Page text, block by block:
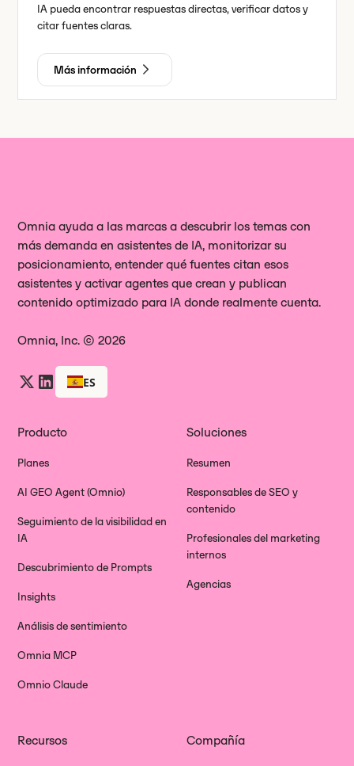
IA pueda encontrar respuestas directas, verificar datos y
citar fuentes claras.
Más información
Omnia ayuda a las marcas a descubrir los temas con
más demanda en asistentes de IA, monitorizar su
posicionamiento, entender qué fuentes citan esos
asistentes y activar agentes que crean y publican
contenido optimizado para IA donde realmente cuenta.
Omnia, Inc. © 2026
ES
Producto
Planes
AI GEO Agent (Omnio)
Seguimiento de la visibilidad en
IA
Descubrimiento de Prompts
Insights
Análisis de sentimiento
Omnia MCP
Omnio Claude
Soluciones
Resumen
Responsables de SEO y
contenido
Profesionales del marketing
internos
Agencias
Recursos Compañía